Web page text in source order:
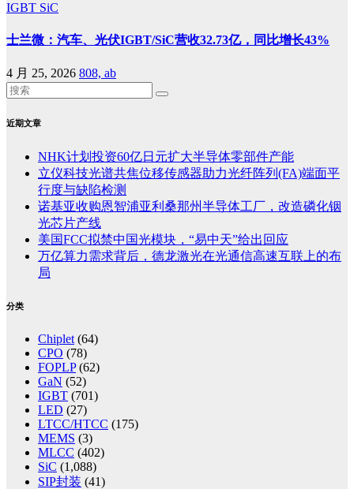
IGBT SiC
士兰微：汽车、光伏IGBT/SiC营收32.73亿，同比增长43%
4 月 25, 2026 808, ab
近期文章
NHK计划投资60亿日元扩大半导体零部件产能
立仪科技光谱共焦位移传感器助力光纤阵列(FA)端面平
行度与缺陷检测
诺基亚收购恩智浦亚利桑那州半导体工厂，改造磷化铟
光芯片产线
美国FCC拟禁中国光模块，“易中天”给出回应
万亿算力需求背后，德龙激光在光通信高速互联上的布
局
分类
Chiplet (64)
CPO (78)
FOPLP(62)
GaN (52)
IGBT (701)
LED (27)
LTCC/HTCC (175)
MEMS (3)
MLCC (402)
SiC (1,088)
SIP封装 (41)